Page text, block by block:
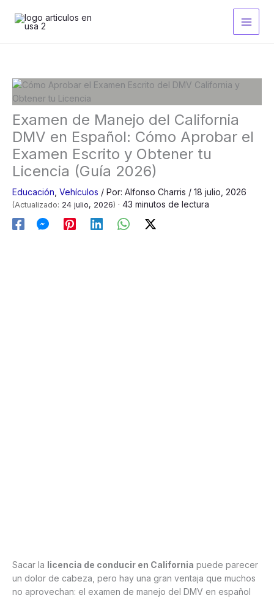
contenido
Examen de Manejo del California
DMV en Español: Cómo Aprobar el
Examen Escrito y Obtener tu
Licencia (Guía 2026)
Educación Vehículos / Por: Alfonso Charris / 18 julio, 2026
(Actualizado: 24 julio, 2026) · 43 minutos de lectura
Sacar la licencia de conducir en California puede parecer
un dolor de cabeza, pero hay una gran ventaja que muchos
no aprovechan: el examen de manejo del DMV en español